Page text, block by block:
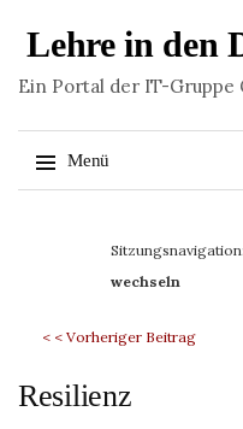
Lehre in den
Ein Portal der IT-Gruppe
Menü
Sitzungsnavigation:
wechseln
< < Vorheriger Beitrag
Resilienz